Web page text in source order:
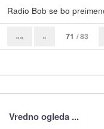
Radio Bob se bo
«« « 71 / 83
Vredno ogleda ...